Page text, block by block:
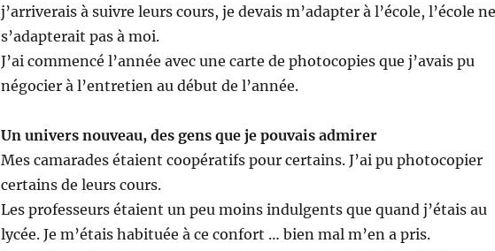
j’arriverais à suivre leurs cours, je devais m’adapter à l’école, l’école ne
s’adapterait pas à moi.
J’ai commencé l’année avec une carte de photocopies que j’avais pu
négocier à l’entretien au début de l’année.
Un univers nouveau, des gens que je pouvais admirer
Mes camarades étaient coopératifs pour certains. J’ai pu photocopier
certains de leurs cours.
Les professeurs étaient un peu moins indulgents que quand j’étais au
lycée. Je m’étais habituée à ce confort … bien mal m’en a pris.